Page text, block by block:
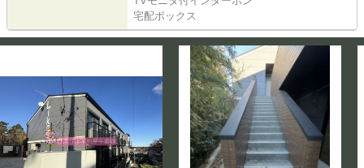
宅配ボックス